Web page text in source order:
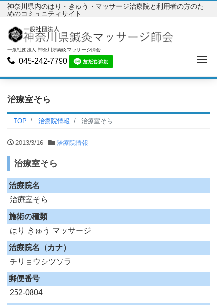
神奈川県内のはり・きゅう・マッサージ治療院と利用者の方のた
めのコミュニティサイト
一般社団法人 神奈川県鍼灸マッサージ師会
045-242-7790
治療室そら
TOP 治療院情報 治療室そら
2013/3/16 治療院情報
治療室そら
治療院名
治療室そら
施術の種類
はり きゅう マッサージ
治療院名（カナ）
チリョウシツソラ
郵便番号
252-0804